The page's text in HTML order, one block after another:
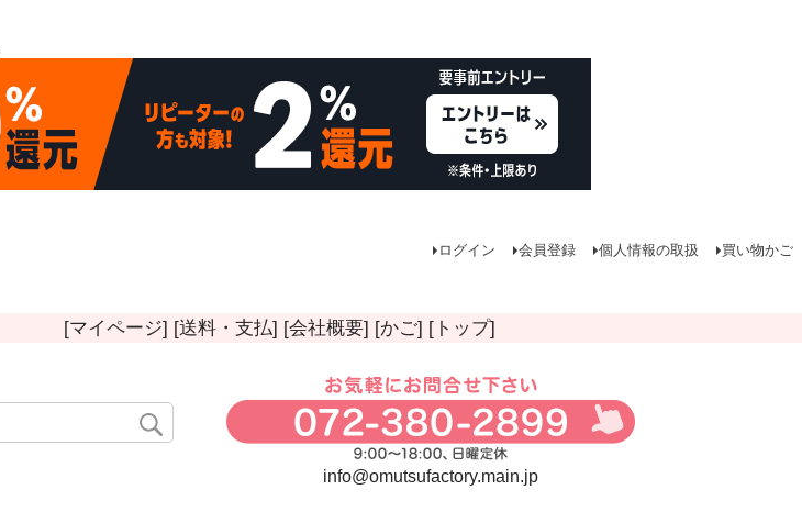
ログイン 会員登録 個人情報の取扱 買い物かご
[マイページ] [送料・支払] [会社概要] [かご] [トップ]
info@omutsufactory.main.jp